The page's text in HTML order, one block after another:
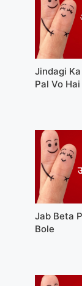
Jindagi
Pal Vo Hai
Jab Beta
Bole